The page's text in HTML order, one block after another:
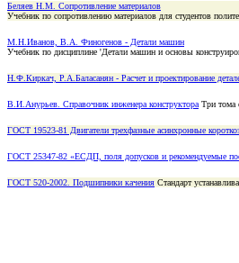
Беляев Н.М. Сопротивление материалов
Учебник по сопротивлению материалов для студентов
М.Н.Иванов, В.А. Финогенов - Детали машин
Учебник по дисциплине 'Детали машин и основы
Н.Ф.Киркач, Р.А.Баласанян - Расчет и проектирование
В.И.Анурьев. Справочник инженера конструктора Три тома
ГОСТ 19523-81 Двигатели трехфазные асинхронные
ГОСТ 25347-82 «ЕСДП, поля допусков и рекомендуемые
ГОСТ 520-2002. Подшипники качения Стандарт